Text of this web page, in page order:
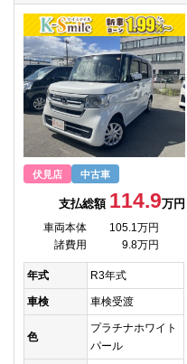
伏見店 中古車
支払総額 114.9万円
車両本体
105.1万円
諸費用
9.8万円
年式 R3年式
車検 車検受渡
色
プラチナホワイト
パール